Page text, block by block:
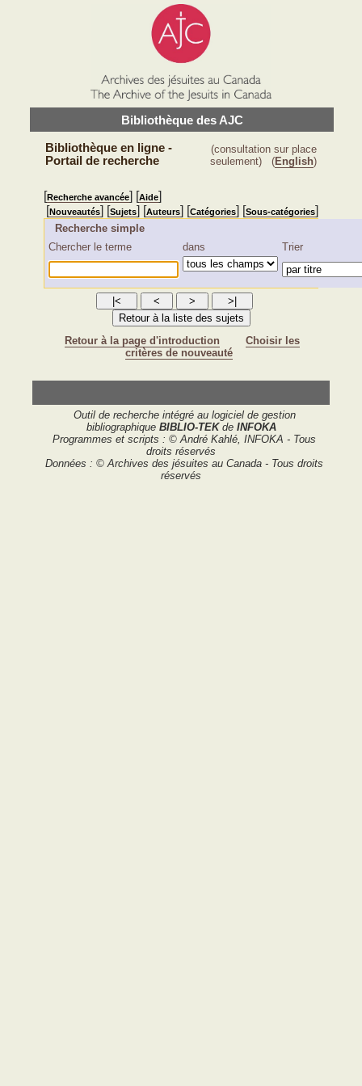
Bibliothèque des AJC
Bibliothèque en ligne -
Portail de recherche
(consultation sur place
seulement) (English)
[Recherche avancée] [Aide]
[Nouveautés] [Sujets] [Auteurs] [Catégories] [Sous-catégories]
Recherche simple
Chercher le terme
dans Trier
Retour à la page d'introduction
Choisir les
critères de nouveauté
Outil de recherche intégré au logiciel de gestion
bibliographique BIBLIO-TEKde INFOKA
Programmes et scripts : © André Kahlé, INFOKA - Tous
droits réservés
Données : © Archives des jésuites au Canada - Tous droits
réservés